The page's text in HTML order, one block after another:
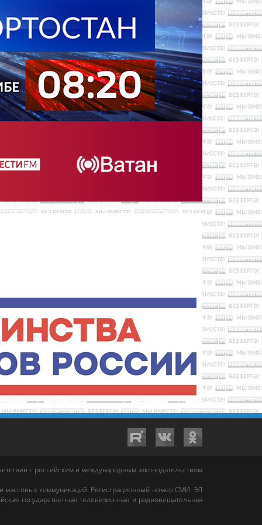
с российским и международным законодательством
массовых коммуникаций. Регистрационный номер СМИ: ЭЛ
государственная телевизионная и радиовещательная